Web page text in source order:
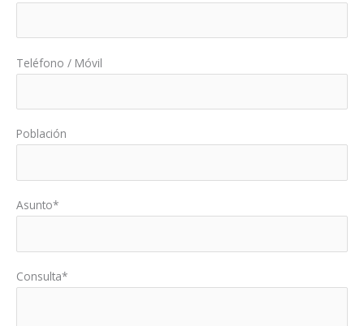
Teléfono / Móvil
Población
Asunto*
Consulta*